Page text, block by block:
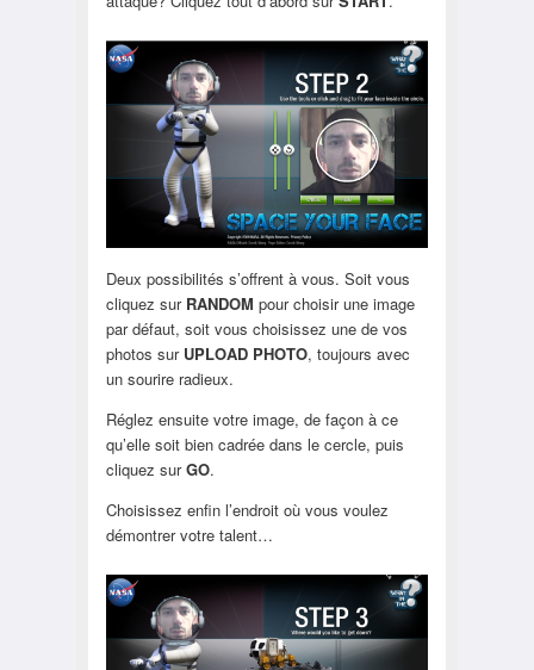
Deux possibilités s’offrent à vous. Soit vous
cliquez sur RANDOM pour choisir une image
par défaut, soit vous choisissez une de vos
photos sur UPLOAD PHOTO, toujours avec
un sourire radieux.
Réglez ensuite votre image, de façon à ce
qu’elle soit bien cadrée dans le cercle, puis
cliquez surGO.
Choisissez enfin l’endroit où vous voulez
démontrer votre talent…